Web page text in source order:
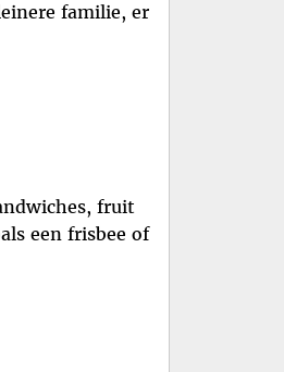
familie, er
fruit
een frisbee of